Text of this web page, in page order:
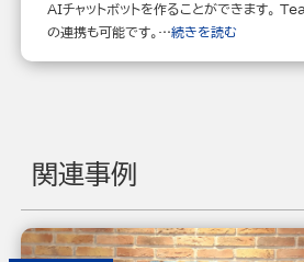
AIチャットボットを作ることができます。
の連携も可能です。…続きを読む
関連事例